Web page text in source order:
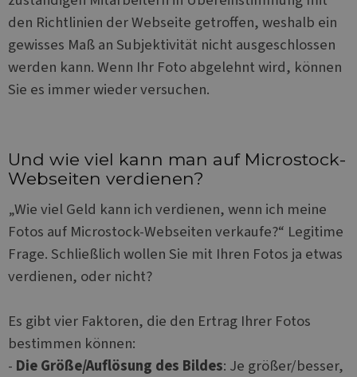
den Richtlinien der Webseite getroffen, weshalb ein
gewisses Maß an Subjektivität nicht ausgeschlossen
werden kann. Wenn Ihr Foto abgelehnt wird, können
Sie es immer wieder versuchen.
Und wie viel kann man auf Microstock-
Webseiten verdienen?
„Wie viel Geld kann ich verdienen, wenn ich meine
Fotos auf Microstock-Webseiten verkaufe?“ Legitime
Frage. Schließlich wollen Sie mit Ihren Fotos ja etwas
verdienen, oder nicht?
Es gibt vier Faktoren, die den Ertrag Ihrer Fotos
bestimmen können:
- Die Größe/Auflösung des Bildes: Je größer/besser,